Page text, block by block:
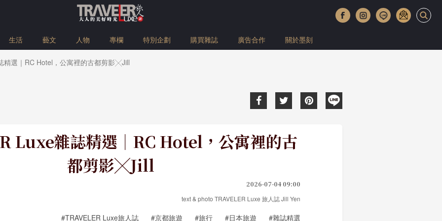
生活 藝文 人物 專欄 特別企劃 購買雜誌 廣告合作 關於墨刻
精選｜RC Hotel，公寓裡的古都剪影╳Jill
Luxe雜誌精選｜RC Hotel，公寓裡的古
都剪影╳Jill
2026-07-04 09:00
text & photo TRAVELER Luxe 旅人誌 Jill Yen
#TRAVELER Luxe旅人誌 #京都旅遊 #旅行 #日本旅遊 #雜誌精選